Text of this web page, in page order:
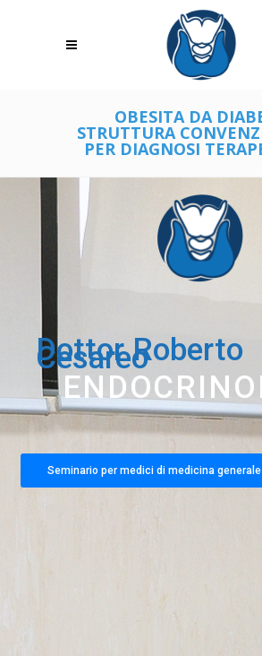
OBESITA DA
STRUTTURA
PER DIAGNOSI
Dottor Roberto
Cesareo
Seminario per medici di medicina generale